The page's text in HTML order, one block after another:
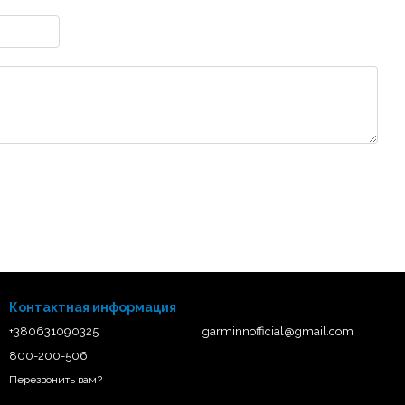
Контактная информация
+380631090325
800-200-506
Перезвонить вам?
garminnofficial@gmail.com